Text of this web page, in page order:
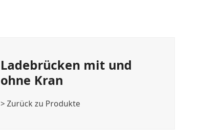
Ladebrücken mit und
ohne Kran
> Zurück zu Produkte